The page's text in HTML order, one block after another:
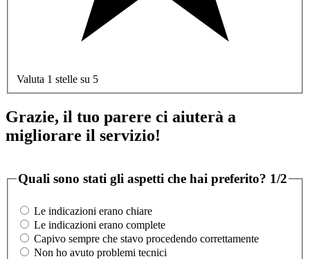
Valuta 1 stelle su 5
Grazie, il tuo parere ci aiuterà a
migliorare il servizio!
Quali sono stati gli aspetti che hai preferito? 1/2
Le indicazioni erano chiare
Le indicazioni erano complete
Capivo sempre che stavo procedendo correttamente
Non ho avuto problemi tecnici